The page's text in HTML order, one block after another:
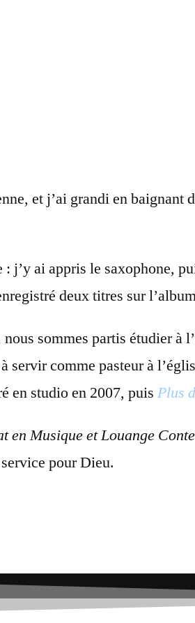
et j’ai grandi en baignant
ai appris le saxophone,
deux titres sur
sommes partis étudier à
servir comme pasteur à
en studio en 2007, puis Plus
en Musique et Louange
pour Dieu.